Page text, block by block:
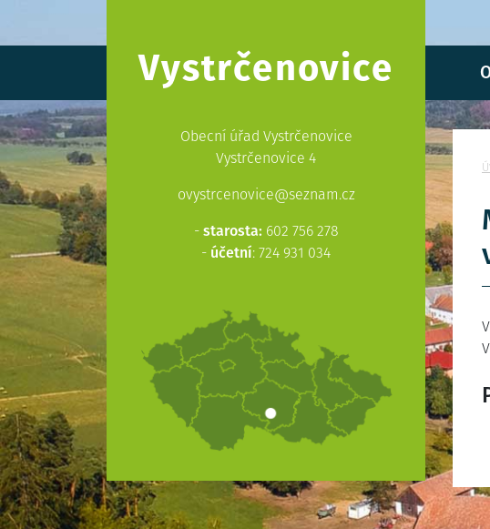
Vystrčenovice
Obecní úřad Vystrčenovice
Vystrčenovice 4
ovystrcenovice@seznam.cz
-starosta: 602 756 278
- účetní: 724 931 034